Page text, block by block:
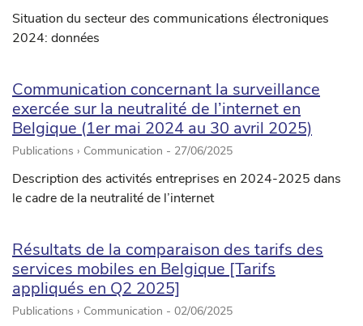
Situation du secteur des communications électroniques
2024: données
Communication concernant la surveillance
exercée sur la neutralité de l’internet en
Belgique (1er mai 2024 au 30 avril 2025)
Publications › Communication - 27/06/2025
Description des activités entreprises en 2024-2025 dans
le cadre de la neutralité de l’internet
Résultats de la comparaison des tarifs des
services mobiles en Belgique [Tarifs
appliqués en Q2 2025]
Publications › Communication - 02/06/2025